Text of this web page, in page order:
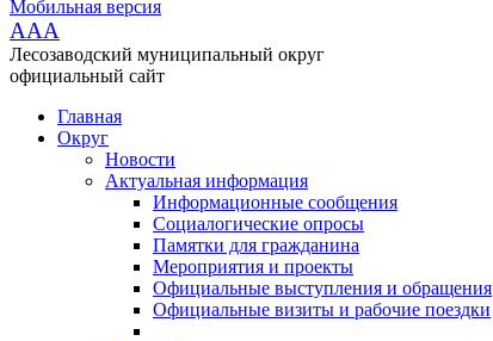
Мобильная версия
AAA
Лесозаводский муниципальный округ
официальный сайт
Главная
Округ
Новости
Актуальная информация
Информационные сообщения
Социалогические опросы
Памятки для гражданина
Мероприятия и проекты
Официальные выступления и обращения
Официальные визиты и рабочие поездки